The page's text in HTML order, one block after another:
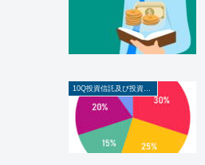
10Q投資信託及び投資法人に関する業務